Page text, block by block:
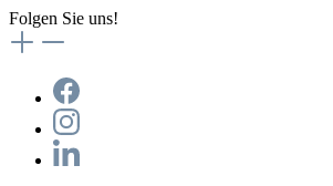
Folgen Sie uns!